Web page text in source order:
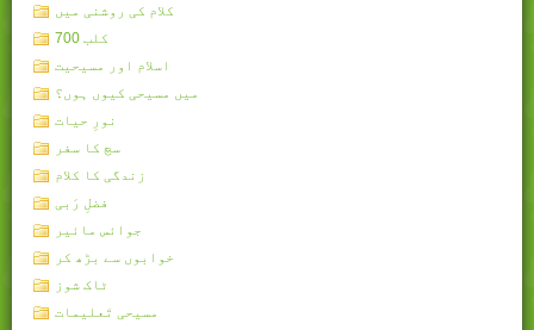
کلام کی روشنی میں
کلب 700
اسلام اور مسیحیت
میں مسیحی کیوں ہوں؟
نورِ حیات
سچ کا سفر
زندگی کا کلام
فضلِ رَبی
جوائس مائیر
خوابوں سے بڑھ کر
ٹاک شوز
مسیحی تَعلیمات